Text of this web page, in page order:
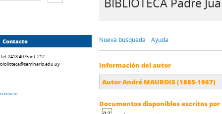
BIBLIOTECA Padre
Nueva búsqueda Ayuda
Información del autor
Autor André MAUROIS (1885-1967)
Documentos disponibles escritos
Contacto
Tel. 2418 4075 int. 212
biblioteca@seminario.edu.uy
contacto